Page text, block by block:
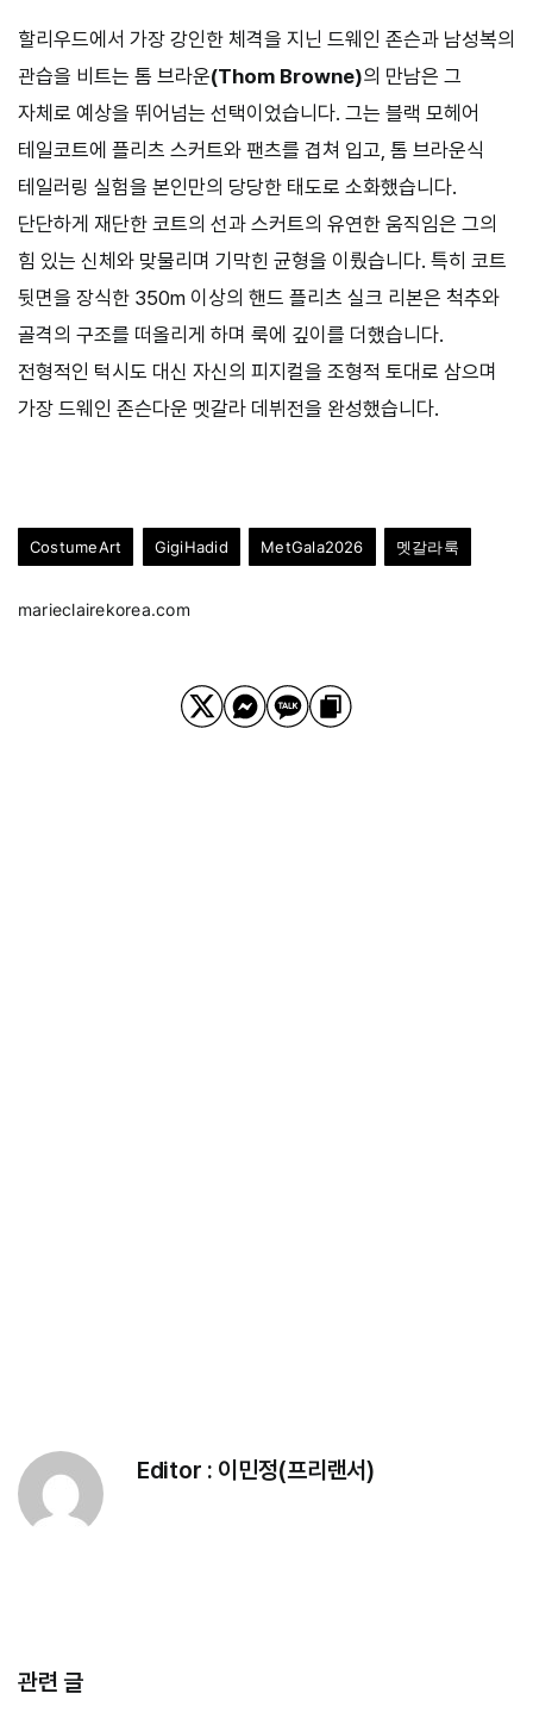
할리우드에서 가장 강인한 체격을 지닌 드웨인 존슨과 남성복의
관습을 비트는 톰 브라운(Thom Browne)의 만남은 그
자체로 예상을 뛰어넘는 선택이었습니다. 그는 블랙 모헤어
테일코트에 플리츠 스커트와 팬츠를 겹쳐 입고, 톰 브라운식
테일러링 실험을 본인만의 당당한 태도로 소화했습니다.
단단하게 재단한 코트의 선과 스커트의 유연한 움직임은 그의
힘 있는 신체와 맞물리며 기막힌 균형을 이뤘습니다. 특히 코트
뒷면을 장식한 350m 이상의 핸드 플리츠 실크 리본은 척추와
골격의 구조를 떠올리게 하며 룩에 깊이를 더했습니다.
전형적인 턱시도 대신 자신의 피지컬을 조형적 토대로 삼으며
가장 드웨인 존슨다운 멧갈라 데뷔전을 완성했습니다.
CostumeArt GigiHadid MetGala2026 멧갈라룩
marieclairekorea.com
Editor : 이민정(프리랜서)
관련 글